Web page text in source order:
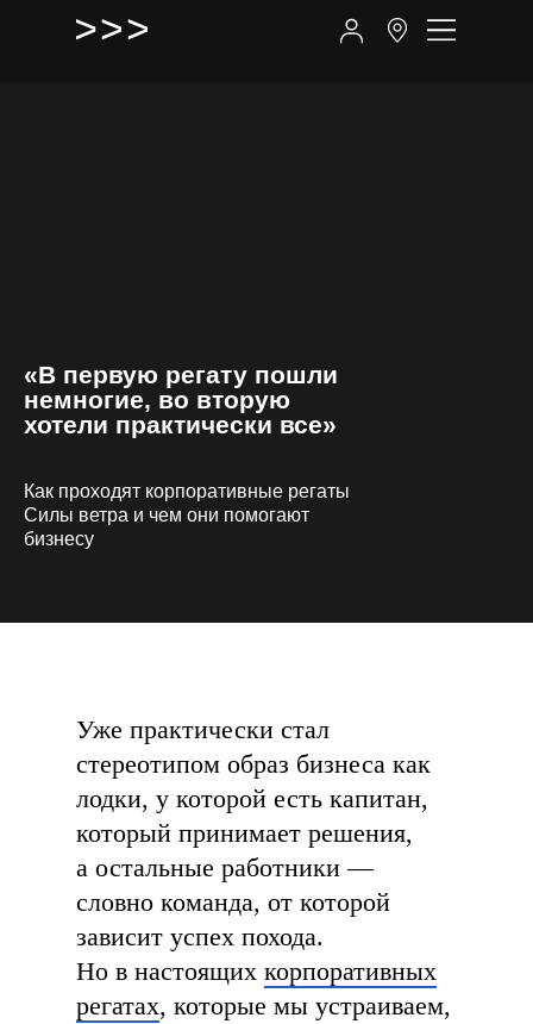
«В первую регату пошли
немногие, во вторую
хотели практически все»
Как проходят корпоративные регаты
Силы ветра и чем они помогают
бизнесу
Уже практически стал
стереотипом образ бизнеса как
лодки, у которой есть капитан,
который принимает решения,
а остальные работники —
словно команда, от которой
зависит успех похода.
Но в настоящих корпоративных
регатах, которые мы устраиваем,